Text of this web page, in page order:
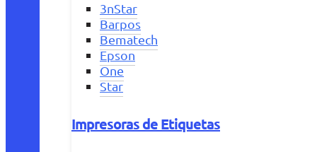
3nStar
Barpos
Bematech
Epson
One
Star
Impresoras de Etiquetas